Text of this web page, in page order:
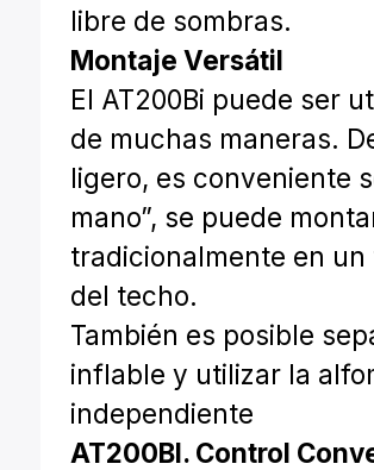
libre de sombras.
Montaje Versátil
El AT200Bi puede ser
de muchas maneras.
ligero, es conveniente
mano”, se puede
tradicionalmente en
del techo.
También es posible
inflable y utilizar la
independiente
AT200BI. Control